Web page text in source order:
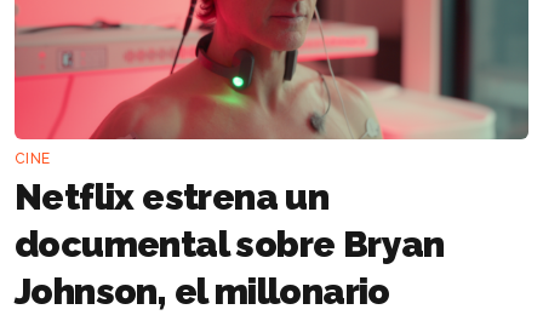
CINE
Netflix estrena un
documental sobre Bryan
Johnson, el millonario